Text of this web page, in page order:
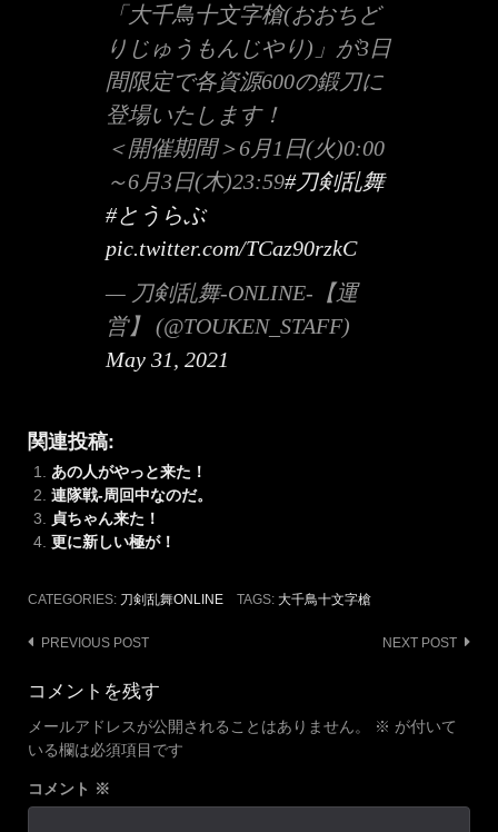
「大千鳥十文字槍(おおちど
りじゅうもんじやり)」が3日
間限定で各資源600の鍛刀に
登場いたします！
＜開催期間＞6月1日(火)0:00
～6月3日(木)23:59#刀剣乱舞
#とうらぶ
pic.twitter.com/TCaz90rzkC
— 刀剣乱舞-ONLINE-【運
営】 (@TOUKEN_STAFF)
May 31, 2021
関連投稿:
あの人がやっと来た！
連隊戦-周回中なのだ。
貞ちゃん来た！
更に新しい極が！
CATEGORIES: 刀剣乱舞ONLINE TAGS: 大千鳥十文字槍
Post
navigation
PREVIOUS POST NEXT POST
コメントを残す
メールアドレスが公開されることはありません。 ※ が付いて
いる欄は必須項目です
コメント ※